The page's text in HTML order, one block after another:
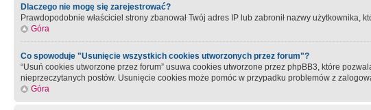
Dlaczego nie mogę się zarejestrować?
Prawdopodobnie właściciel strony zbanował Twój adres IP lub zabronił nazwy
Góra
Co spowoduje "Usunięcie wszystkich cookies utworzonych przez forum"?
“Usuń cookies utworzone przez forum” usuwa cookies utworzone przez phpBB3, które
nieprzeczytanych postów. Usunięcie cookies może pomóc w przypadku problemów z
Góra